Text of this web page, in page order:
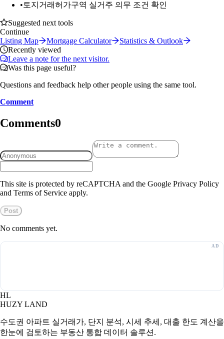
• 토지거래허가구역 실거주 의무 조건 확인
Suggested next tools
Continue
Listing Map
Mortgage Calculator
Statistics & Outlook
Recently viewed
Leave a note for the next visitor.
Was this page useful?
Questions and feedback help other people using the same tool.
Comment
Comments0
This site is protected by reCAPTCHA and the Google Privacy Policy
and Terms of Service apply.
Post
No comments yet.
HL
HUZY LAND
수도권 아파트 실거래가, 단지 분석, 시세 추세, 대출 한도 계산을
한눈에 검토하는 부동산 통합 데이터 솔루션.